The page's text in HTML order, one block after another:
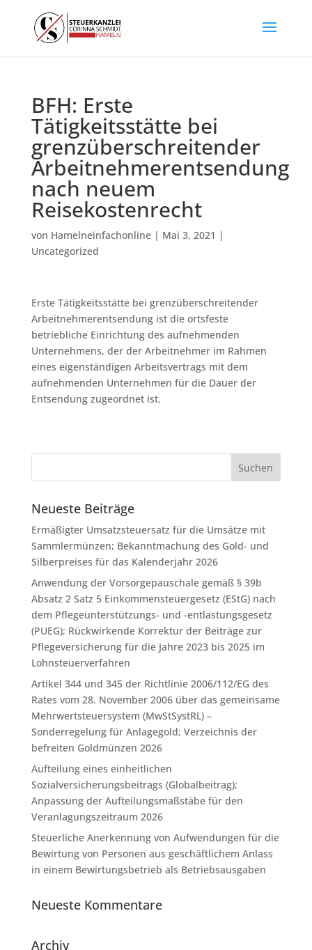
BFH: Erste
Tätigkeitsstätte bei
grenzüberschreitender
Arbeitnehmerentsendung
nach neuem
Reisekostenrecht
von Hamelneinfachonline| Mai 3, 2021 |
Uncategorized
Erste Tätigkeitsstätte bei grenzüberschreitender
Arbeitnehmerentsendung ist die ortsfeste
betriebliche Einrichtung des aufnehmenden
Unternehmens, der der Arbeitnehmer im Rahmen
eines eigenständigen Arbeitsvertrags mit dem
aufnehmenden Unternehmen für die Dauer der
Entsendung zugeordnet ist.
Neueste Beiträge
Ermäßigter Umsatzsteuersatz für die Umsätze mit
Sammlermünzen; Bekanntmachung des Gold- und
Silberpreises für das Kalenderjahr 2026
Anwendung der Vorsorgepauschale gemäß § 39b
Absatz 2 Satz 5 Einkommensteuergesetz (EStG) nach
dem Pflegeunterstützungs- und -entlastungsgesetz
(PUEG); Rückwirkende Korrektur der Beiträge zur
Pflegeversicherung für die Jahre 2023 bis 2025 im
Lohnsteuerverfahren
Artikel 344 und 345 der Richtlinie 2006/112/EG des
Rates vom 28. November 2006 über das gemeinsame
Mehrwertsteuersystem (MwStSystRL) –
Sonderregelung für Anlagegold; Verzeichnis der
befreiten Goldmünzen 2026
Aufteilung eines einheitlichen
Sozialversicherungsbeitrags (Globalbeitrag);
Anpassung der Aufteilungsmaßstäbe für den
Veranlagungszeitraum 2026
Steuerliche Anerkennung von Aufwendungen für die
Bewirtung von Personen aus geschäftlichem Anlass
in einem Bewirtungsbetrieb als Betriebsausgaben
Neueste Kommentare
Archiv